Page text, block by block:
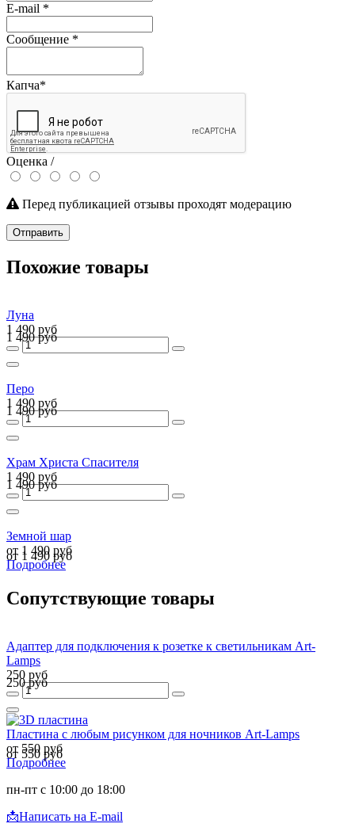
E-mail *
Сообщение *
Капча*
Оценка /
Перед публикацией отзывы проходят модерацию
Отправить
Похожие товары
Луна
1 490 руб
1 490 руб
Перо
1 490 руб
1 490 руб
Храм Христа Спасителя
1 490 руб
1 490 руб
Земной шар
от 1 490 руб
от 1 490 руб
Подробнее
Сопутствующие товары
Адаптер для подключения к розетке к светильникам Art-
Lamps
250 руб
250 руб
Пластина с любым рисунком для ночников Art-Lamps
от 550 руб
от 550 руб
Подробнее
пн-пт с 10:00 до 18:00
📩Написать на E-mail